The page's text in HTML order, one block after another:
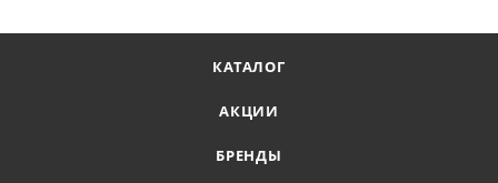
КАТАЛОГ
АКЦИИ
БРЕНДЫ